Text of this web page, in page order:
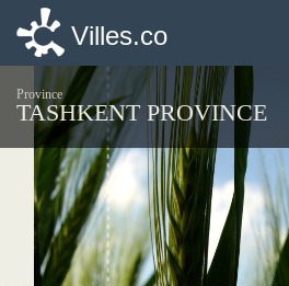
Villes.co
Province
TASHKENT PROVINCE
Villes.co